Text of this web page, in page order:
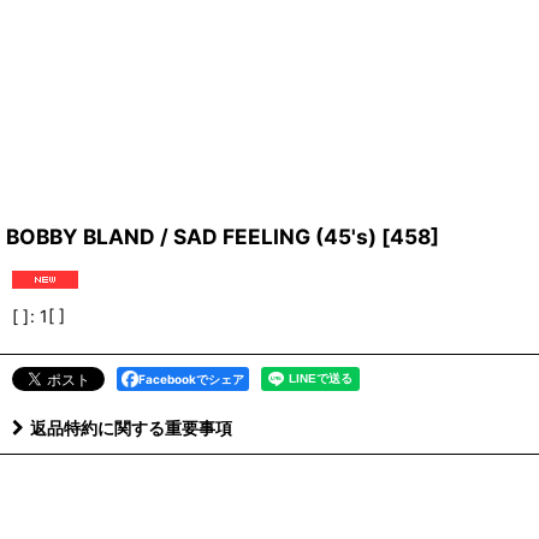
BOBBY BLAND / SAD FEELING (45's) [458]
[ ]: 1[ ]
Facebookでシェア
返品特約に関する重要事項